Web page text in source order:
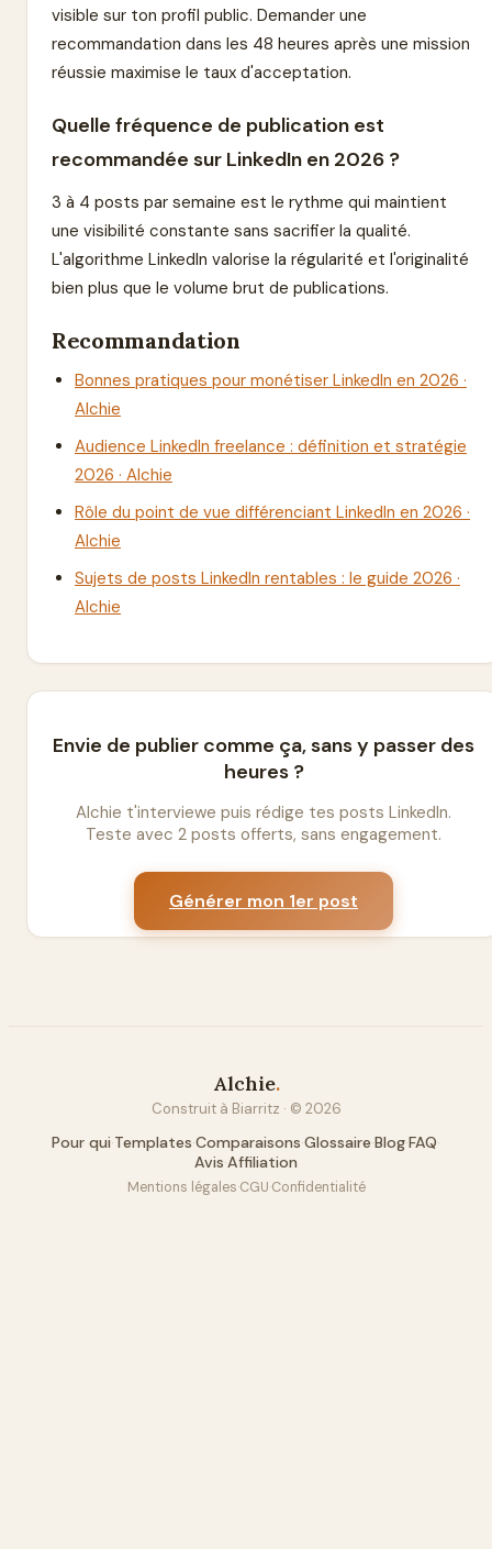
visible sur ton profil public. Demander une
recommandation dans les 48 heures après une mission
réussie maximise le taux d'acceptation.
Quelle fréquence de publication est
recommandée sur LinkedIn en 2026 ?
3 à 4 posts par semaine est le rythme qui maintient
une visibilité constante sans sacrifier la qualité.
L'algorithme LinkedIn valorise la régularité et l'originalité
bien plus que le volume brut de publications.
Recommandation
Bonnes pratiques pour monétiser LinkedIn en 2026 ·
Alchie
Audience LinkedIn freelance : définition et stratégie
2026 · Alchie
Rôle du point de vue différenciant LinkedIn en 2026 ·
Alchie
Sujets de posts LinkedIn rentables : le guide 2026 ·
Alchie
Envie de publier comme ça, sans y passer des
heures ?
Alchie t'interviewe puis rédige tes posts LinkedIn.
Teste avec 2 posts offerts, sans engagement.
Générer mon 1er post
Alchie.
Construit à Biarritz · © 2026
Pour qui·Templates·Comparaisons·Glossaire·Blog·FAQ·
Avis·Affiliation
Mentions légales·CGU·Confidentialité